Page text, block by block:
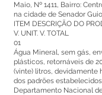
Maio, Nº 1411, Bairro:
na cidade de Senador
ITEM DESCRIÇÃO DO
V. UNIT. V. TOTAL
01
Água Mineral, sem gás,
plásticos, retornáveis de
(vinte) litros, devidamente
dos padrões
Departamento Nacional